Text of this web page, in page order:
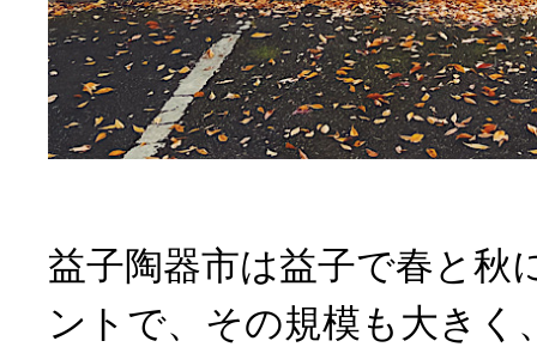
益子陶器市は益子で春と秋
ントで、その規模も大きく